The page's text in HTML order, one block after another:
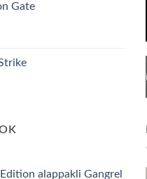
Gate
alappakli Gangrel